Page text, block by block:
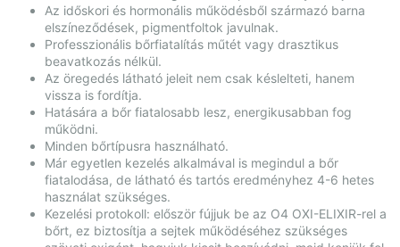
Az időskori és hormonális működésből származó barna
elszíneződések, pigmentfoltok javulnak.
Professzionális bőrfiatalítás műtét vagy drasztikus
beavatkozás nélkül.
Az öregedés látható jeleit nem csak késlelteti, hanem
vissza is fordítja.
Hatására a bőr fiatalosabb lesz, energikusabban fog
működni.
Minden bőrtípusra használható.
Már egyetlen kezelés alkalmával is megindul a bőr
fiatalodása, de látható és tartós eredményhez 4-6 hetes
használat szükséges.
Kezelési protokoll: először fújjuk be az O4 OXI-ELIXIR-rel a
bőrt, ez biztosítja a sejtek működéséhez szükséges